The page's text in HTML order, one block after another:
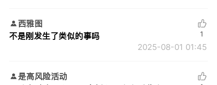
西雅图
不是刚发生了类似的事吗
2025-08-01 01:45
1
是高风险活动